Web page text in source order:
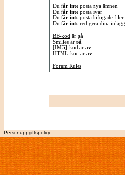
Du får inteposta nya ämnen
Du får inteposta svar
Du får inteposta bifogade filer
Du får interedigera dina inlägg
BB-kod är på
Smiliesär på
[IMG]-kod är av
HTML-kod är av
Forum Rules
Personuppgiftspolicy